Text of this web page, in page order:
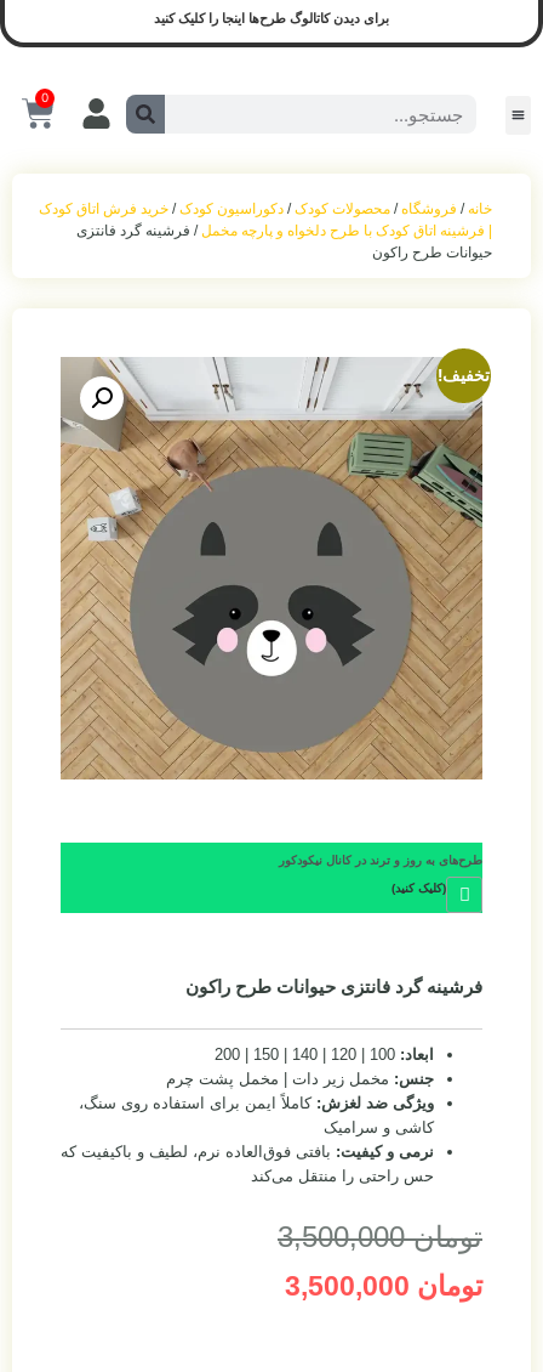
برای دیدن کاتالوگ طرح‌ها اینجا را کلیک کنید
0
خانه/ فروشگاه/ محصولات کودک/ دکوراسیون کودک/ خرید فرش اتاق کودک
| فرشینه اتاق کودک با طرح دلخواه و پارچه مخمل/ فرشینه گرد فانتزی
حیوانات طرح راکون
تخفیف!
طرح‌های به روز و ترند در کانال نیکودکور
(کلیک کنید)
فرشینه گرد فانتزی حیوانات طرح راکون
ابعاد:
جنس: مخمل زیر دات | مخمل پشت چرم
ویژگی ضد لغزش: کاملاً ایمن برای استفاده روی سنگ،
کاشی و سرامیک
نرمی و کیفیت: بافتی فوق‌العاده نرم، لطیف و باکیفیت که
حس راحتی را منتقل می‌کند
تومان3,500,000
تومان